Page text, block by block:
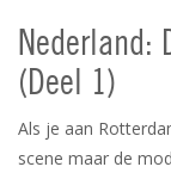
Nederland:
(Deel 1)
Als je aan
scene maar de